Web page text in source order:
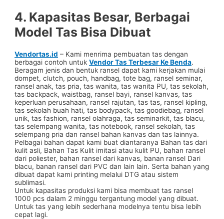
4. Kapasitas Besar, Berbagai
Model Tas Bisa Dibuat
Vendortas.id – Kami menrima pembuatan tas dengan
berbagai contoh untukVendor Tas Terbesar Ke Benda.
Beragam jenis dan bentuk ransel dapat kami kerjakan mulai
dompet, clutch, pouch, handbag, tote bag, ransel seminar,
ransel anak, tas pria, tas wanita, tas wanita PU, tas sekolah,
tas backpack, waistbag, ransel bayi, ransel kanvas, tas
keperluan perusahaan, ransel rajutan, tas tas, ransel kipling,
tas sekolah buah hati, tas bodypack, tas goodiebag, ransel
unik, tas fashion, ransel olahraga, tas seminarkit, tas blacu,
tas selempang wanita, tas notebook, ransel sekolah, tas
selempang pria dan ransel bahan kanvas dan tas lainnya.
Pelbagai bahan dapat kami buat diantaranya Bahan tas dari
kulit asli, Bahan Tas Kulit imitasi atau kulit PU, bahan ransel
dari poliester, bahan ransel dari kanvas, banan ransel Dari
blacu, banan ransel dari PVC dan lain lain. Serta bahan yang
dibuat dapat kami printing melalui DTG atau sistem
sublimasi.
Untuk kapasitas produksi kami bisa membuat tas ransel
1000 pcs dalam 2 minggu tergantung model yang dibuat.
Untuk tas yang lebih sederhana modelnya tentu bisa lebih
cepat lagi.